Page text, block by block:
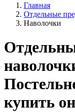
Главная
Отдельные
Наволочки
купить